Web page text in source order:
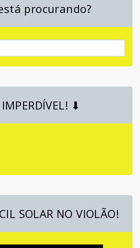
procurando?
⬇
SOLAR NO VIOLÃO!